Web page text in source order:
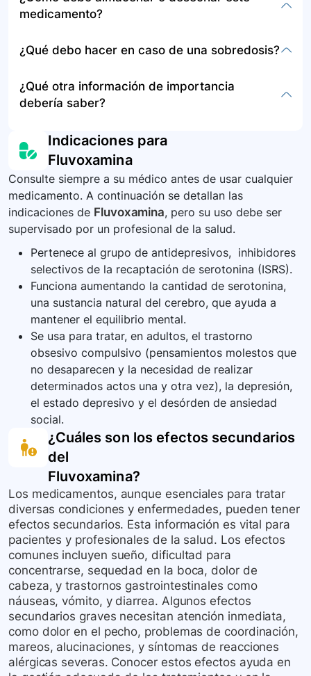
el apetito y peso, nerviosismo y cambios en la
inmediatamente síntomas graves como
convulsiones, y pérdida del conocimiento.
medicamento?
original, protegido de la luz y la humedad, a
niños. Deseche adecuadamente los
medicamentos no utilizados o caducados.
¿Qué debo hacer en caso de una sobredosis?
de emergencia inmediatamente. Los síntomas
pueden incluir mareos severos, alucinaciones,
¿Qué otra información de importancia
debería saber?
medicamento, y no debe suspenderse
abruptamente sin consultar a un médico.
Existen recomendaciones específicas para su
uso en varios contextos de salud mental,
testimonio de su eficacia y seguridad en el
tratamiento de condiciones psiquiátricas.
Indicaciones para
Fluvoxamina
Consulte siempre a su médico antes de usar cualquier
medicamento. A continuación se detallan las
indicaciones de Fluvoxamina, pero su uso debe ser
supervisado por un profesional de la salud.
Pertenece al grupo de antidepresivos, inhibidores
selectivos de la recaptación de serotonina (ISRS).
Funciona aumentando la cantidad de serotonina,
una sustancia natural del cerebro, que ayuda a
mantener el equilibrio mental.
Se usa para tratar, en adultos, el trastorno
obsesivo compulsivo (pensamientos molestos que
no desaparecen y la necesidad de realizar
determinados actos una y otra vez), la depresión,
el estado depresivo y el desórden de ansiedad
social.
¿Cuáles son los efectos secundarios
del
Fluvoxamina?
Los medicamentos, aunque esenciales para tratar
diversas condiciones y enfermedades, pueden tener
efectos secundarios. Esta información es vital para
pacientes y profesionales de la salud. Los efectos
comunes incluyen sueño, dificultad para
concentrarse, sequedad en la boca, dolor de
cabeza, y trastornos gastrointestinales como
náuseas, vómito, y diarrea. Algunos efectos
secundarios graves necesitan atención inmediata,
como dolor en el pecho, problemas de coordinación,
mareos, alucinaciones, y síntomas de reacciones
alérgicas severas. Conocer estos efectos ayuda en